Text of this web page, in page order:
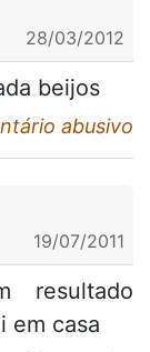
28/03/2012
beijos
abusivo
19/07/2011
em casa